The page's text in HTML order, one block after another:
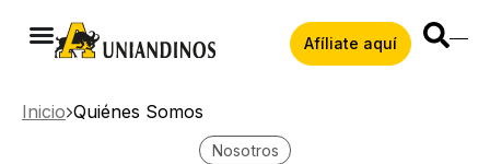
Afíliate aquí
Inicio Quiénes Somos
Nosotros